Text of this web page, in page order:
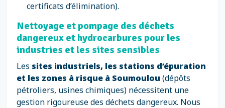
certificats d’élimination).
Nettoyage et pompage des déchets
dangereux et hydrocarbures pour les
industries et les sites sensibles
Les sites industriels, les stations d’épuration
et les zones à risque à Soumoulou (dépôts
pétroliers, usines chimiques) nécessitent une
gestion rigoureuse des déchets dangereux. Nous